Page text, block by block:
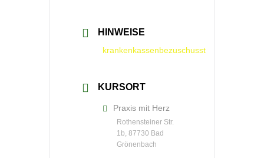
HINWEISE
krankenkassenbezuschusst
KURSORT
Praxis mit Herz
Rothensteiner Str.
1b, 87730 Bad
Grönenbach